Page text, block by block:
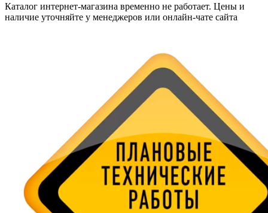
Каталог интернет-магазина временно не работает. Цены и
наличие уточняйте у менеджеров или онлайн-чате сайта